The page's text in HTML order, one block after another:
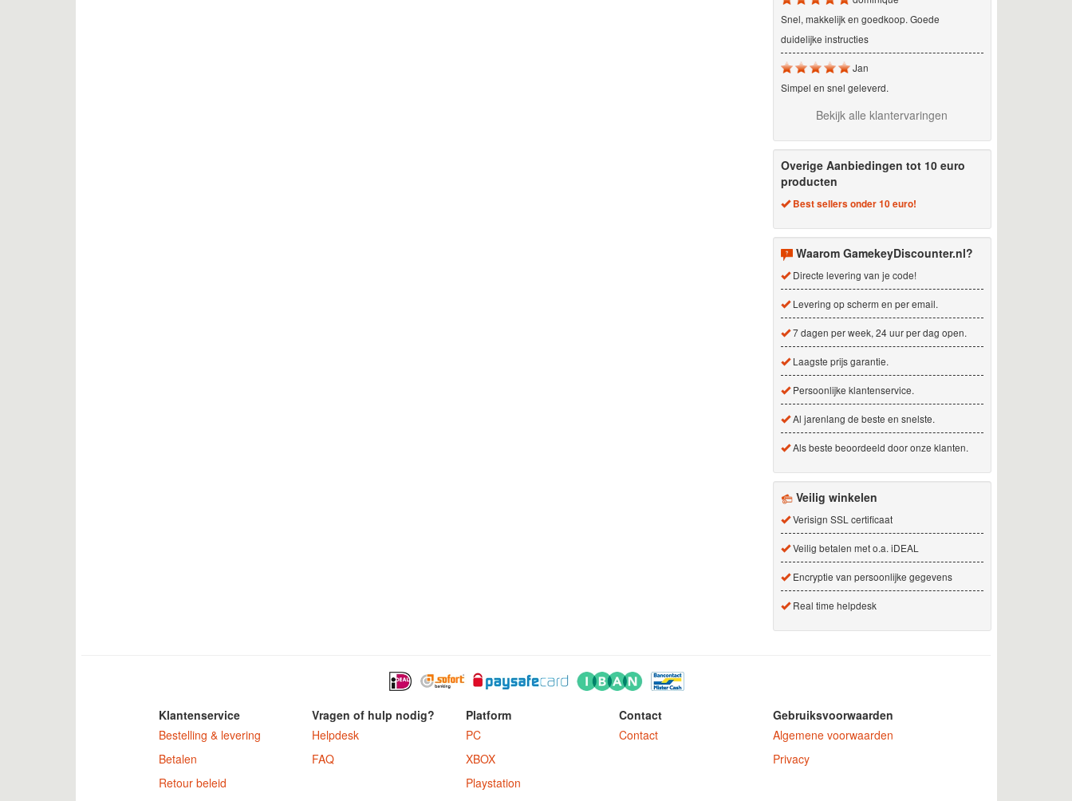
Snel, makkelijk en goedkoop. Goede
duidelijke instructies
Jan
Simpel en snel geleverd.
Bekijk alle klantervaringen
Overige Aanbiedingen tot 10 euro
producten
Best sellers onder 10 euro!
Waarom GamekeyDiscounter.nl?
Directe levering van je code!
Levering op scherm en per email.
7 dagen per week, 24 uur per dag open.
Laagste prijs garantie.
Persoonlijke klantenservice.
Al jarenlang de beste en snelste.
Als beste beoordeeld door onze klanten.
Veilig winkelen
Verisign SSL certificaat
Veilig betalen met o.a. iDEAL
Encryptie van persoonlijke gegevens
Real time helpdesk
Klantenservice
Bestelling & levering
Betalen
Retour beleid
Vragen of hulp nodig?
Helpdesk
FAQ
Platform
PC
XBOX
Playstation
Contact
Contact
Gebruiksvoorwaarden
Algemene voorwaarden
Privacy